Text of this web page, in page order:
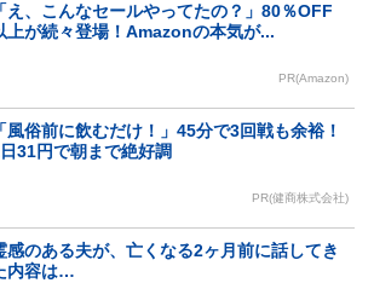
「え、こんなセールやってたの？」80％OFF
上が続々登場！Amazonの本気が...
PR(Amazon)
「風俗前に飲むだけ！」45分で3回戦も余裕！
31円で朝まで絶好調
PR(健商株式会社)
感のある夫が、亡くなる2ヶ月前に話してき
内容は…